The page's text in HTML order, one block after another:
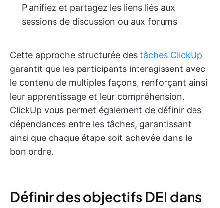
Planifiez et partagez les liens liés aux
sessions de discussion ou aux forums
Cette approche structurée des tâches ClickUp
garantit que les participants interagissent avec
le contenu de multiples façons, renforçant ainsi
leur apprentissage et leur compréhension.
ClickUp vous permet également de définir des
dépendances entre les tâches, garantissant
ainsi que chaque étape soit achevée dans le
bon ordre.
Définir des objectifs DEI dans